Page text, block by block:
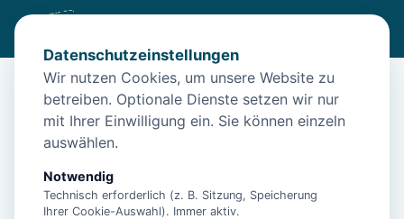
/Unterkünfte /Langeoog/
Langeoog – Strandhaus Blume für 4 Personen – Nordseeurlaub
Langeoog – Strandhaus Blume für 4
Personen – Nordseeurlaub
26465 Langeoog
Datenschutzeinstellungen
Wir nutzen Cookies, um unsere Website zu
betreiben. Optionale Dienste setzen wir nur
mit Ihrer Einwilligung ein. Sie können einzeln
auswählen.
Notwendig
Technisch erforderlich (z. B. Sitzung, Speicherung
Ihrer Cookie-Auswahl). Immer aktiv.